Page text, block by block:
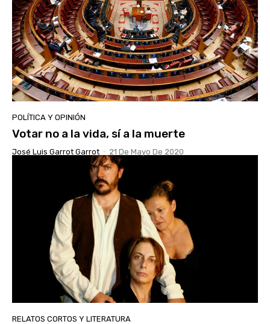
POLÍTICA Y OPINIÓN
Votar no a la vida, sí a la muerte
José Luis Garrot Garrot - 21 De Mayo De 2020
RELATOS CORTOS Y LITERATURA